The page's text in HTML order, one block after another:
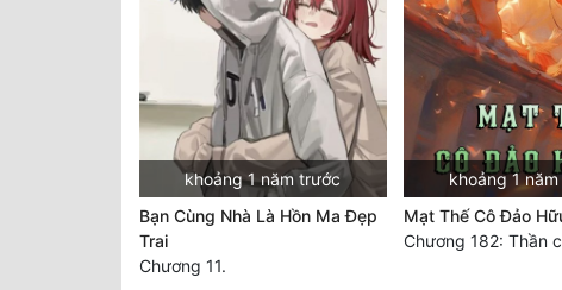
khoảng 1 năm trước
Bạn Cùng Nhà Là Hồn Ma Đẹp
Trai
Chương 11.
khoảng 1
Mạt Thế Cô Đảo